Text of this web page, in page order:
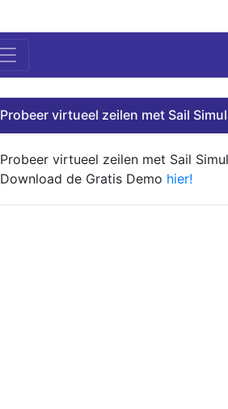
Probeer virtueel zeilen met Sail
Probeer virtueel zeilen met Sail
Download de Gratis Demo hier!